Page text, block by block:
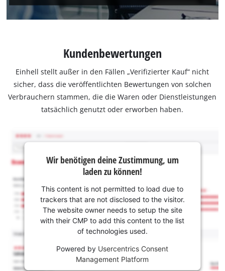
Kundenbewertungen
Einhell stellt außer in den Fällen „Verifizierter Kauf“ nicht
sicher, dass die veröffentlichten Bewertungen von solchen
Verbrauchern stammen, die die Waren oder Dienstleistungen
tatsächlich genutzt oder erworben haben.
Wir benötigen deine Zustimmung, um
laden zu können!
This content is not permitted to load due to
trackers that are not disclosed to the visitor.
The website owner needs to setup the site
with their CMP to add this content to the list
of technologies used.
Powered by Usercentrics Consent
Management Platform